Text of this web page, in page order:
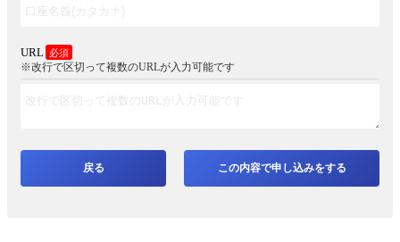
URL 必須
※改行で区切って複数のURLが入力可能です
戻る